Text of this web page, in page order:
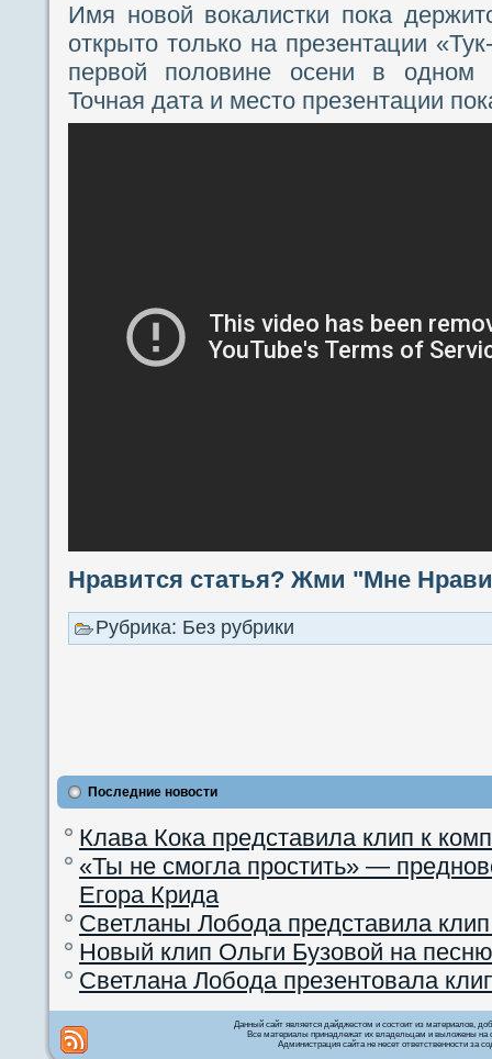
Имя новой вокалистки пока
открыто только на презентации
первой половине осени в одном
Точная дата и место презентации
Нравится статья? Жми "Мне
Рубрика: Без рубрики
Последние новости
Клава Кока представила клип к
«Ты не смогла простить» —
Егора Крида
Светланы Лобода представила
Новый клип Ольги Бузовой на
Светлана Лобода презентовала
Данный сайт является дайджестом и состоит из материалов,
Все материалы принадлежат их владельцам и выложены на
Администрация сайта не несет ответственности за